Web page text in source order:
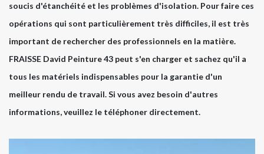
soucis d'étanchéité et les problèmes d'isolation. Pour faire ces
opérations qui sont particulièrement très difficiles, il est très
important de rechercher des professionnels en la matière.
FRAISSE David Peinture 43 peut s'en charger et sachez qu'il a
tous les matériels indispensables pour la garantie d'un
meilleur rendu de travail. Si vous avez besoin d'autres
informations, veuillez le téléphoner directement.